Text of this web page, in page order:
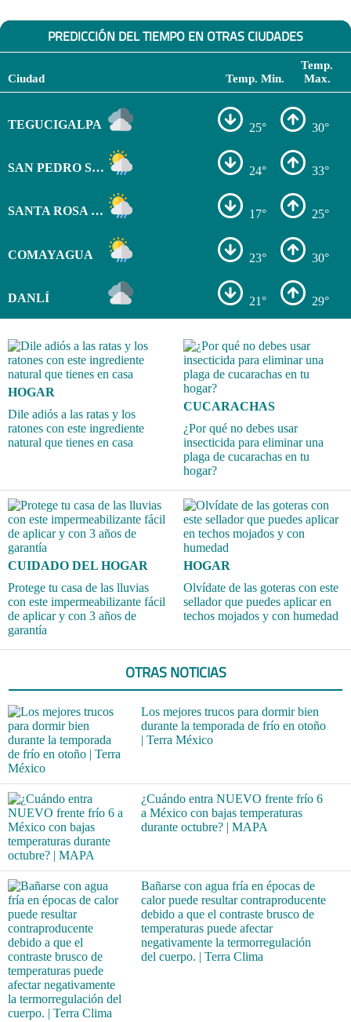
PREDICCIÓN DEL TIEMPO EN OTRAS CIUDADES
Ciudad Temp. Min.
Temp.
Max.
TEGUCIGALPA 25° 30°
SAN PEDRO SULA 24° 33°
SANTA ROSA DE COPÁN 17° 25°
COMAYAGUA 23° 30°
DANLÍ 21° 29°
HOGAR
Dile adiós a las ratas y los
ratones con este ingrediente
natural que tienes en casa
CUCARACHAS
¿Por qué no debes usar
insecticida para eliminar una
plaga de cucarachas en tu
hogar?
CUIDADO DEL HOGAR
Protege tu casa de las lluvias
con este impermeabilizante fácil
de aplicar y con 3 años de
garantía
HOGAR
Olvídate de las goteras con este
sellador que puedes aplicar en
techos mojados y con humedad
OTRAS NOTICIAS
Los mejores trucos para dormir bien
durante la temporada de frío en otoño
| Terra México
¿Cuándo entra NUEVO frente frío 6
a México con bajas temperaturas
durante octubre? | MAPA
Bañarse con agua fría en épocas de
calor puede resultar contraproducente
debido a que el contraste brusco de
temperaturas puede afectar
negativamente la termorregulación
del cuerpo. | Terra Clima